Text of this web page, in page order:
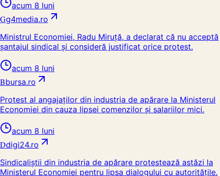
acum 8 luni
Gg4media.ro
Ministrul Economiei, Radu Miruță, a declarat că nu acceptă
șantajul sindical și consideră justificat orice protest.
acum 8 luni
Bbursa.ro
Protest al angajaților din industria de apărare la Ministerul
Economiei din cauza lipsei comenzilor și salariilor mici.
acum 8 luni
Ddigi24.ro
Sindicaliștii din industria de apărare protestează astăzi la
Ministerul Economiei pentru lipsa dialogului cu autoritățile.